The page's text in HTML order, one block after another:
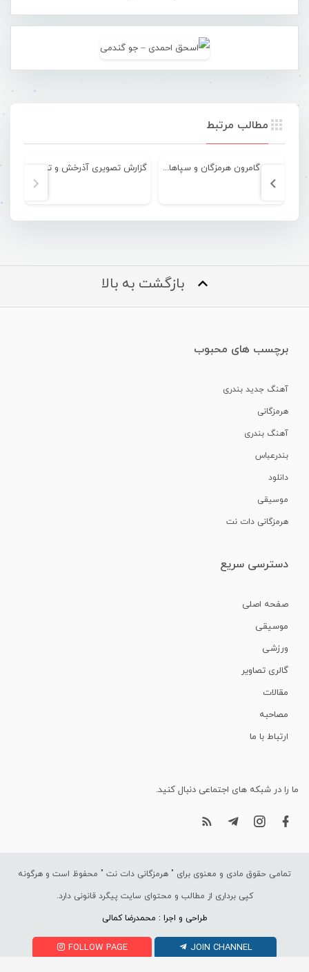
مطالب مرتبط
دیدار گامرون هرمزگان و سپاهان ایذه + تصویری
بازگشت به بالا
برچسب های محبوب
آهنگ جدید بندری
هرمزگانی
آهنگ بندری
بندرعباس
دانلود
موسیقی
هرمزگانی دات نت
دسترسی سریع
صفحه اصلی
موسیقی
ورزشی
گالری تصاویر
مقالات
مصاحبه
ارتباط با ما
ما را در شبکه های اجتماعی دنبال کنید.
تمامی حقوق مادی و معنوی برای " هرمزگانی دات نت " محفوظ است و هرگونه
کپی برداری از مطالب و محتوای سایت پیگرد قانونی دارد.
طراحی و اجرا : محمدرضا کمالی
FOLLOW PAGE JOIN CHANNEL